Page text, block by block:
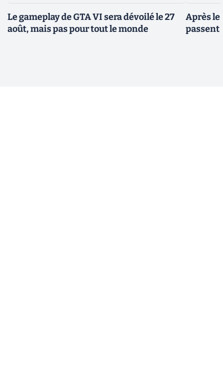
Le gameplay de GTA VI sera dévoilé le 27
août, mais pas pour tout le monde
Après le
passent